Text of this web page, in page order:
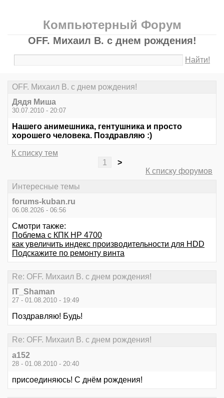
Компьютерный Форум
OFF. Михаил В. с днем рождения!
Найти!
OFF. Михаил В. с днем рождения!
Дядя Миша
30.07.2010 - 20:07
Нашего анимешника, гентушника и просто
хорошего человека. Поздравляю :)
К списку тем
1
>
К списку форумов
Интересные темы
forums-kuban.ru
06.08.2026 - 06:56
Смотри также:
Поблема с КПК HP 4700
как увеличить индекс производительности для HDD
Подскажите по ремонту винта
Re: OFF. Михаил В. с днем рождения!
IT_Shaman
27 - 01.08.2010 - 19:49
Поздравляю! Будь!
Re: OFF. Михаил В. с днем рождения!
a152
28 - 01.08.2010 - 20:40
присоединяюсь! С днём рождения!